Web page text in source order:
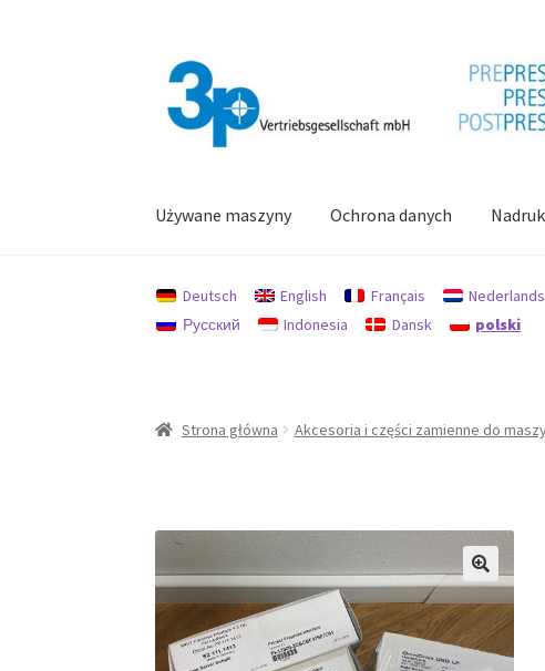
Przejdź
do
nawigacji
Przejdź
do
treści
Używane maszyny Ochrona danych Nadruk
Deutsch English Français Nederlands
Русский
Indonesia Dansk polski
Strona główna Akcesoria i części zamienne do